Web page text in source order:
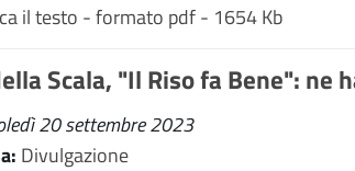
il testo - formato pdf - 1654 Kb
Scala, "Il Riso fa Bene":
20 settembre 2023
Divulgazione